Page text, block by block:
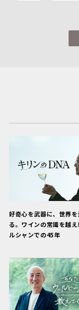
好奇心を武器に、世界
る。ワインの常識を越
ルシャンでの45年